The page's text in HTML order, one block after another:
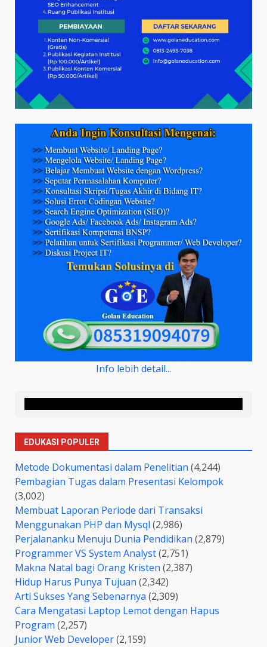
Info lebih detail...
EDUKASI POPULER
Metode Dokumentasi dalam Penelitian (4,244)
Pembagian Tugas dalam Presentasi Kelompok
(3,002)
Membuat Laporan Periode dari Transaksi
Menggunakan PHP dan Mysql (2,986)
Perjalananku Menuju Dunia Pendidikan (2,879)
Programmer VS System Analyst(2,751)
Makna Natal bagi Orang Kristen (2,387)
Hidup Harus Punya Tujuan (2,342)
Arti Sukses Yang Sebenarnya (2,309)
Cara Mengatasi Laptop Lemot dengan Hapus
Program (2,257)
Junior Web Developer(2,159)